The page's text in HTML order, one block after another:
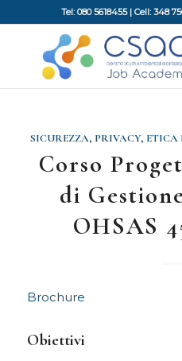
Tel: 080 5618455 | Cell: 348
SICUREZZA, PRIVACY, ETICA
Corso
di
OHSAS
Brochure
Obiettivi